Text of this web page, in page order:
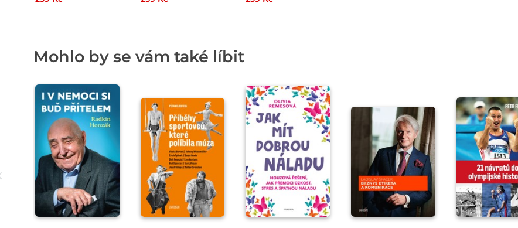
Mohlo by se vám také líbit